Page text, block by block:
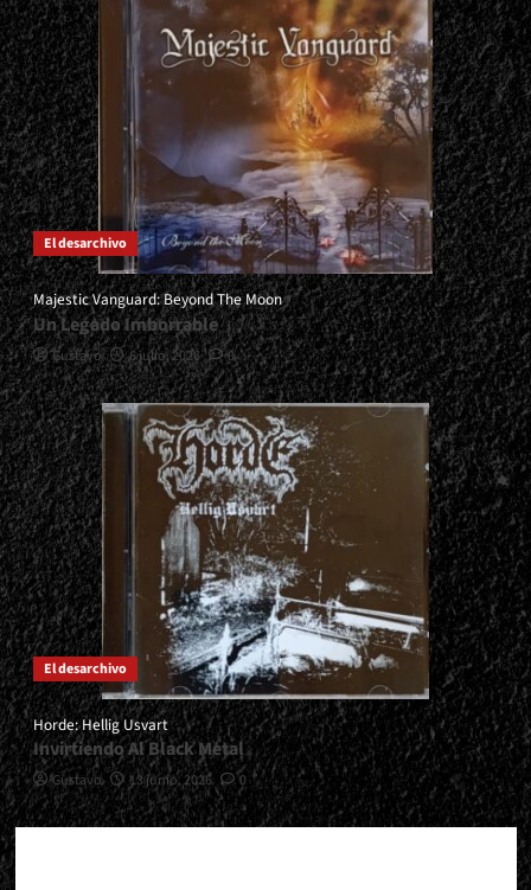
El desarchivo
Majestic Vanguard: Beyond The Moon
Un Legado Imborrable
Gustavo 6 julio, 2026 0
El desarchivo
Horde: Hellig Usvart
Invirtiendo Al Black Metal
Gustavo 13 junio, 2026 0